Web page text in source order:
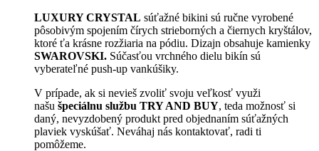
LUXURY CRYSTAL súťažné bikini sú ručne vyrobené
pôsobivým spojením čírych strieborných a čiernych kryštálov,
ktoré ťa krásne rozžiaria na pódiu. Dizajn obsahuje kamienky
SWAROVSKI. Súčasťou vrchného dielu bikín sú
vyberateľné push-up vankúšiky.
V prípade, ak si nevieš zvoliť svoju veľkosť využi
našu špeciálnu službu TRY AND BUY, teda možnosť si
daný, nevyzdobený produkt pred objednaním súťažných
plaviek vyskúšať. Neváhaj nás kontaktovať, radi ti
pomôžeme.